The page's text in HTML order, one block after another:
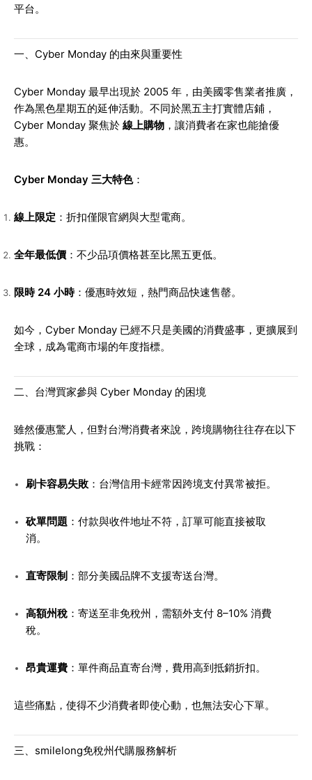
平台。
一、Cyber Monday 的由來與重要性
Cyber Monday 最早出現於 2005 年，由美國零售業者推廣，
作為黑色星期五的延伸活動。不同於黑五主打實體店鋪，
Cyber Monday 聚焦於 線上購物 ，讓消費者在家也能搶優
惠。
Cyber Monday 三大特色：
線上限定 ：折扣僅限官網與大型電商。
全年最低價 ：不少品項價格甚至比黑五更低。
限時 24 小時：優惠時效短，熱門商品快速售罄。
如今，Cyber Monday 已經不只是美國的消費盛事，更擴展到
全球，成為電商市場的年度指標。
二、台灣買家參與 Cyber Monday 的困境
雖然優惠驚人，但對台灣消費者來說，跨境購物往往存在以下
挑戰：
刷卡容易失敗：台灣信用卡經常因跨境支付異常被拒。
砍單問題 ：付款與收件地址不符，訂單可能直接被取
消。
直寄限制：部分美國品牌不支援寄送台灣。
高額州稅：寄送至非免稅州，需額外支付 8–10% 消費
稅。
昂貴運費：單件商品直寄台灣，費用高到抵銷折扣。
這些痛點，使得不少消費者即使心動，也無法安心下單。
三、smilelong免稅州代購服務解析